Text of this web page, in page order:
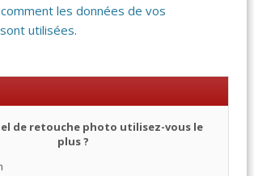
les données de vos
utilisées.
de retouche photo utilisez-vous le
plus ?